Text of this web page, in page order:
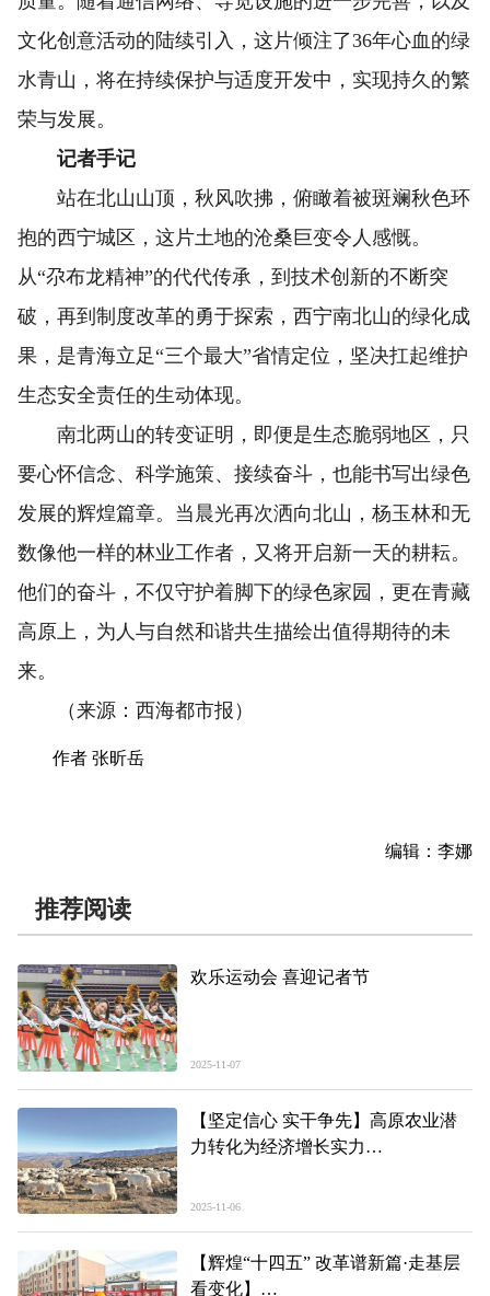
文化创意活动的陆续引入，这片倾注了36年心血的绿
水青山，将在持续保护与适度开发中，实现持久的繁
荣与发展。
记者手记
站在北山山顶，秋风吹拂，俯瞰着被斑斓秋色环
抱的西宁城区，这片土地的沧桑巨变令人感慨。
从“尕布龙精神”的代代传承，到技术创新的不断突
破，再到制度改革的勇于探索，西宁南北山的绿化成
果，是青海立足“三个最大”省情定位，坚决扛起维护
生态安全责任的生动体现。
南北两山的转变证明，即便是生态脆弱地区，只
要心怀信念、科学施策、接续奋斗，也能书写出绿色
发展的辉煌篇章。当晨光再次洒向北山，杨玉林和无
数像他一样的林业工作者，又将开启新一天的耕耘。
他们的奋斗，不仅守护着脚下的绿色家园，更在青藏
高原上，为人与自然和谐共生描绘出值得期待的未
来。
（来源：西海都市报）
作者 张昕岳
编辑：李娜
推荐阅读
欢乐运动会 喜迎记者节
2025-11-07
【坚定信心 实干争先】高原农业潜
力转化为经济增长实力
2025-11-06
【辉煌“十四五” 改革谱新篇·走基层
看变化】